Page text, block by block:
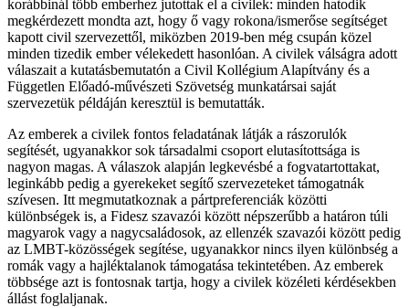
korábbinál több emberhez jutottak el a civilek: minden hatodik
megkérdezett mondta azt, hogy ő vagy rokona/ismerőse segítséget
kapott civil szervezettől, miközben 2019-ben még csupán közel
minden tizedik ember vélekedett hasonlóan. A civilek válságra adott
válaszait a kutatásbemutatón a Civil Kollégium Alapítvány és a
Független Előadó-művészeti Szövetség munkatársai saját
szervezetük példáján keresztül is bemutatták.
Az emberek a civilek fontos feladatának látják a rászorulók
segítését, ugyanakkor sok társadalmi csoport elutasítottsága is
nagyon magas. A válaszok alapján legkevésbé a fogvatartottakat,
leginkább pedig a gyerekeket segítő szervezeteket támogatnák
szívesen. Itt megmutatkoznak a pártpreferenciák közötti
különbségek is, a Fidesz szavazói között népszerűbb a határon túli
magyarok vagy a nagycsaládosok, az ellenzék szavazói között pedig
az LMBT-közösségek segítése, ugyanakkor nincs ilyen különbség a
romák vagy a hajléktalanok támogatása tekintetében. Az emberek
többsége azt is fontosnak tartja, hogy a civilek közéleti kérdésekben
állást foglaljanak.